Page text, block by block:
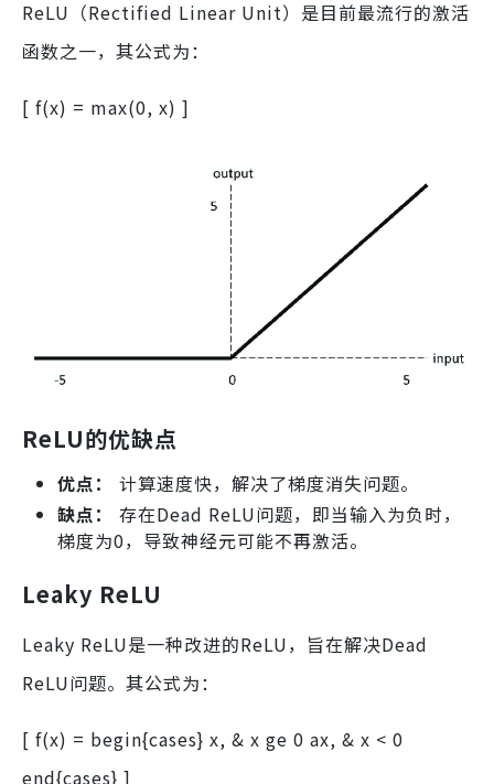
ReLU（Rectified Linear Unit）是目前最流行的激活
函数之一，其公式为：
[ f(x) = max(0, x) ]
ReLU的优缺点
优点：
计算速度快，解决了梯度消失问题。
缺点：
存在Dead ReLU问题，即当输入为负时，
梯度为0，导致神经元可能不再激活。
Leaky ReLU
Leaky ReLU是一种改进的ReLU，旨在解决Dead
ReLU问题。其公式为：
[ f(x) = begin{cases} x, & x ge 0 ax, & x < 0
end{cases} ]